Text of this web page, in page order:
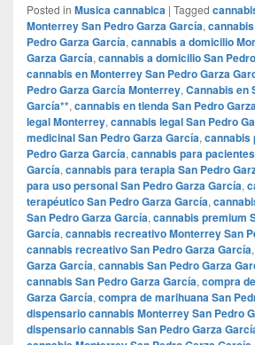
Posted in Musica cannabica | Tagged
Monterrey San Pedro Garza García,
Pedro Garza García, cannabis a domicilio
Garza García, cannabis a domicilio San
cannabis en Monterrey San Pedro Garza
Pedro Garza García Monterrey, Cannabis en
García**, cannabis en tienda San Pedro
legal Monterrey, cannabis legal San Pedro
medicinal San Pedro Garza García, cannabis
Pedro Garza García, cannabis para
García, cannabis para terapia San Pedro
para uso personal San Pedro Garza García,
terapéutico San Pedro Garza García,
San Pedro Garza García, cannabis premium
García, cannabis recreativo Monterrey San
cannabis recreativo San Pedro Garza García,
Garza García, cannabis San Pedro Garza
cannabis San Pedro Garza García, compra
Garza García, compra de marihuana San
dispensario cannabis Monterrey San Pedro
dispensario cannabis San Pedro Garza